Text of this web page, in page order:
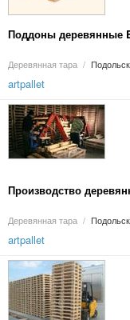
Поддоны деревянные
Деревянная тара / Подольск
artpallet
Производство
Деревянная тара / Подольск
artpallet